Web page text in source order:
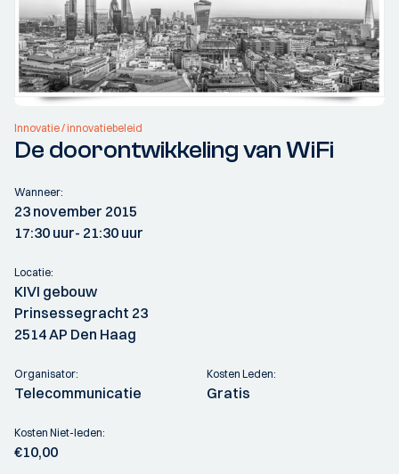
Innovatie / innovatiebeleid
De doorontwikkeling van WiFi
Wanneer:
23 november 2015
17:30 uur- 21:30 uur
Locatie:
KIVI gebouw
Prinsessegracht 23
2514 AP Den Haag
Organisator:
Telecommunicatie
Kosten Leden:
Gratis
Kosten Niet-leden:
€10,00